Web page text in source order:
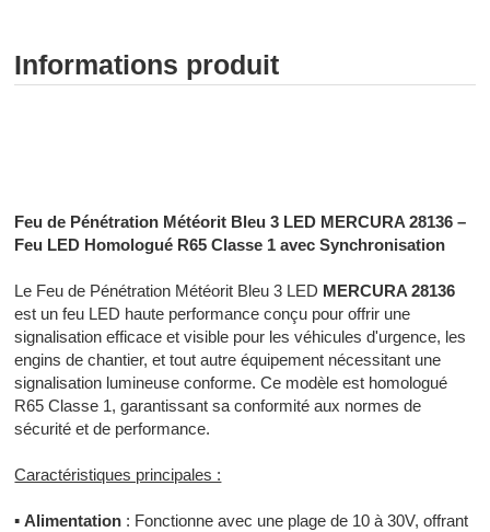
Informations produit
Feu de Pénétration Météorit Bleu 3 LED MERCURA 28136 –
Feu LED Homologué R65 Classe 1 avec Synchronisation
Le Feu de Pénétration Météorit Bleu 3 LED MERCURA 28136
est un feu LED haute performance conçu pour offrir une
signalisation efficace et visible pour les véhicules d'urgence, les
engins de chantier, et tout autre équipement nécessitant une
signalisation lumineuse conforme. Ce modèle est homologué
R65 Classe 1, garantissant sa conformité aux normes de
sécurité et de performance.
Caractéristiques principales :
▪ Alimentation : Fonctionne avec une plage de 10 à 30V, offrant